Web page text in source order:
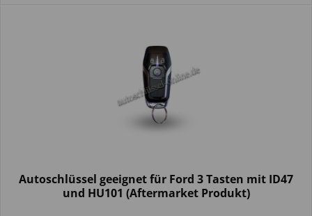
Autoschlüssel geeignet für Ford 3 Tasten mit ID47
und HU101 (Aftermarket Produkt)